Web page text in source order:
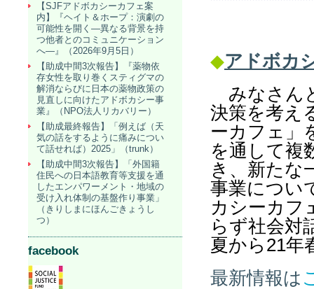
◆アドボカ
みなさん
決策を考え
ーカフェ」
を通して複
き、新たな
事業につい
カシーカフ
らず社会対
夏から21年
最新情報は
【SJFアドボカシーカフェ案
内】『ヘイト＆ホープ：演劇の
可能性を開く―異なる背景を持
つ他者とのコミュニケーション
へ―』（2026年9月5日）
【助成中間3次報告】『薬物依
存女性を取り巻くスティグマの
解消ならびに日本の薬物政策の
見直しに向けたアドボカシー事
業』（NPO法人リカバリー）
【助成最終報告】「例えば（天
気の話をするように痛みについ
て話せれば）2025」（trunk）
【助成中間3次報告】「外国籍
住民への日本語教育等支援を通
したエンパワーメント・地域の
受け入れ体制の基盤作り事業」
（きりしまにほんごきょうし
つ）
facebook